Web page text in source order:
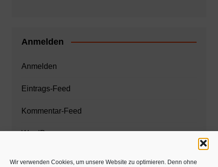
Wir verwenden Cookies, um unsere Website zu optimieren. Denn ohne
Anmelden
Anmelden
Eintrags-Feed
Kommentar-Feed
WordPress.org